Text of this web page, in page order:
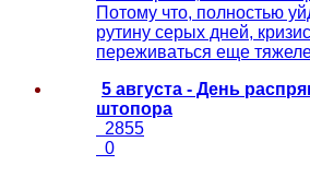
Потому что, полностью
рутину серых дней,
переживаться еще
5 августа - День
штопора
2855
0